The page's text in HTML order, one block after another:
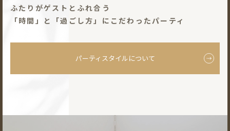
ふたりがゲストとふれ合う
「時間」と「過ごし⽅」にこだわったパーティ
パーティスタイルについて